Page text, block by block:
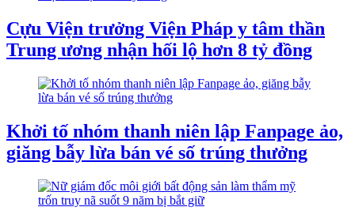
Cựu Viện trưởng Viện Pháp y tâm thần
Trung ương nhận hối lộ hơn 8 tỷ đồng
​Khởi tố nhóm thanh niên lập Fanpage ảo,
giăng bẫy lừa bán vé số trúng thưởng